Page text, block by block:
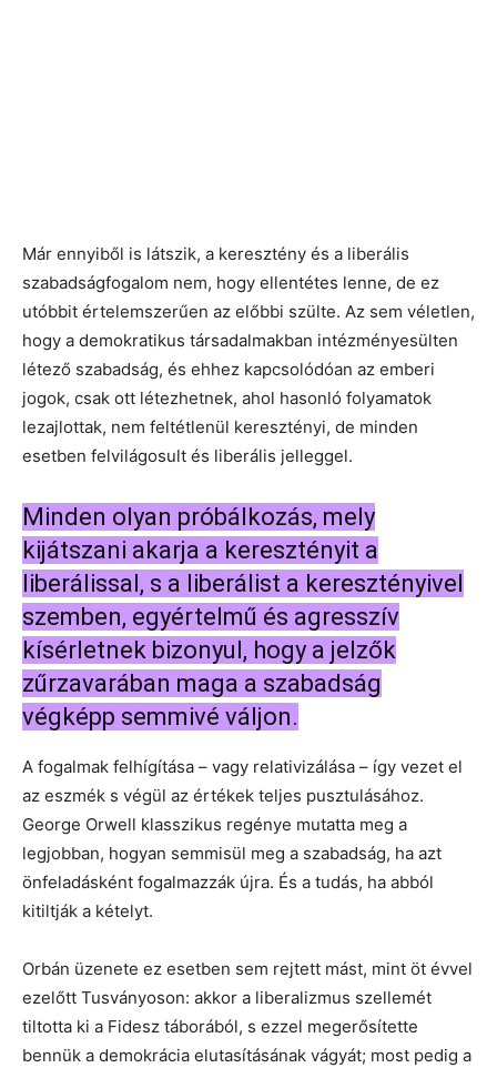
Már ennyiből is látszik, a keresztény és a liberális
szabadságfogalom nem, hogy ellentétes lenne, de ez
utóbbit értelemszerűen az előbbi szülte. Az sem véletlen,
hogy a demokratikus társadalmakban intézményesülten
létező szabadság, és ehhez kapcsolódóan az emberi
jogok, csak ott létezhetnek, ahol hasonló folyamatok
lezajlottak, nem feltétlenül keresztényi, de minden
esetben felvilágosult és liberális jelleggel.
Minden olyan próbálkozás, mely
kijátszani akarja a keresztényit a
liberálissal, s a liberálist a keresztényivel
szemben, egyértelmű és agresszív
kísérletnek bizonyul, hogy a jelzők
zűrzavarában maga a szabadság
végképp semmivé váljon.
A fogalmak felhígítása – vagy relativizálása – így vezet el
az eszmék s végül az értékek teljes pusztulásához.
George Orwell klasszikus regénye mutatta meg a
legjobban, hogyan semmisül meg a szabadság, ha azt
önfeladásként fogalmazzák újra. És a tudás, ha abból
kitiltják a kételyt.
Orbán üzenete ez esetben sem rejtett mást, mint öt évvel
ezelőtt Tusványoson: akkor a liberalizmus szellemét
tiltotta ki a Fidesz táborából, s ezzel megerősítette
bennük a demokrácia elutasításának vágyát; most pedig a